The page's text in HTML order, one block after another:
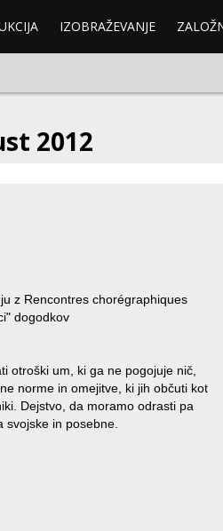
IZOBRAŽEVANJE
2012
z Rencontres chorégraphiques
dogodkov
otroški um, ki ga ne pogojuje nič,
norme in omejitve, ki jih občuti kot
Dejstvo, da moramo odrasti pa
svojske in posebne.